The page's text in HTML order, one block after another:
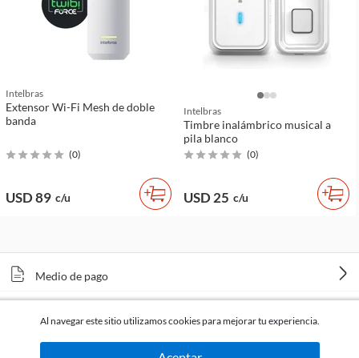
Intelbras
Extensor Wi-Fi Mesh de doble
banda
(0)
USD 89 c/u
Intelbras
Timbre inalámbrico musical a
pila blanco
(0)
USD 25 c/u
Medio de pago
Venta telefónica
Al navegar este sitio utilizamos cookies para mejorar tu experiencia.